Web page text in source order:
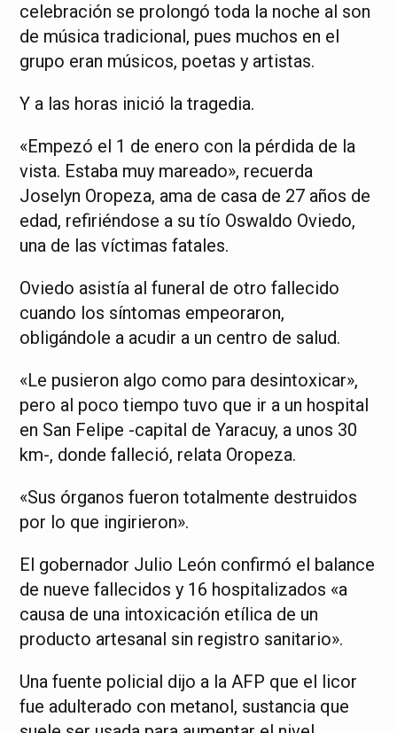
celebración se prolongó toda la noche al son
de música tradicional, pues muchos en el
grupo eran músicos, poetas y artistas.
Y a las horas inició la tragedia.
«Empezó el 1 de enero con la pérdida de la
vista. Estaba muy mareado», recuerda
Joselyn Oropeza, ama de casa de 27 años de
edad, refiriéndose a su tío Oswaldo Oviedo,
una de las víctimas fatales.
Oviedo asistía al funeral de otro fallecido
cuando los síntomas empeoraron,
obligándole a acudir a un centro de salud.
«Le pusieron algo como para desintoxicar»,
pero al poco tiempo tuvo que ir a un hospital
en San Felipe -capital de Yaracuy, a unos 30
km-, donde falleció, relata Oropeza.
«Sus órganos fueron totalmente destruidos
por lo que ingirieron».
El gobernador Julio León confirmó el balance
de nueve fallecidos y 16 hospitalizados «a
causa de una intoxicación etílica de un
producto artesanal sin registro sanitario».
Una fuente policial dijo a la AFP que el licor
fue adulterado con metanol, sustancia que